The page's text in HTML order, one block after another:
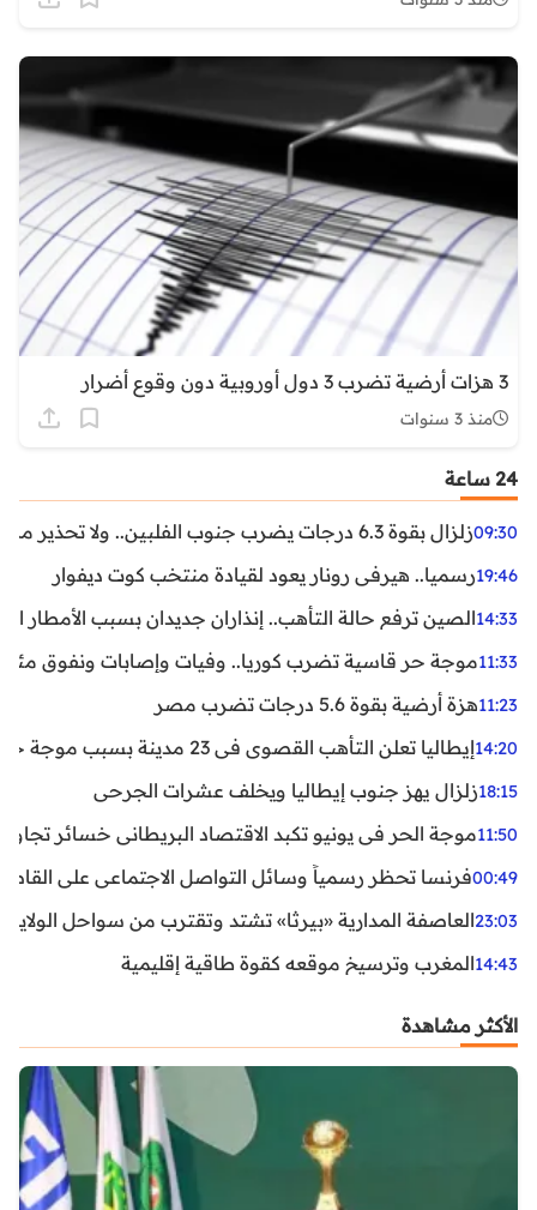
3 هزات أرضية تضرب 3 دول أوروبية دون وقوع أضرار
منذ 3 سنوات
24 ساعة
09:30زلزال بقوة 6.3 درجات يضرب جنوب الفلبين.. ولا تحذير من تسونامي حتى الآن
19:46رسميا.. هيرفي رونار يعود لقيادة منتخب كوت ديفوار
14:33الصين ترفع حالة التأهب.. إنذاران جديدان بسبب الأمطار
11:33موجة حر قاسية تضرب كوريا.. وفيات وإصابات ونفوق مئات
11:23هزة أرضية بقوة 5.6 درجات تضرب مصر
14:20إيطاليا تعلن التأهب القصوى في 23 مدينة بسبب موجة حر شديدة
18:15زلزال يهز جنوب إيطاليا ويخلف عشرات الجرحى
11:50موجة الحر في يونيو تكبد الاقتصاد البريطاني خسائر تجاوزت 1.5 مليار
00:49فرنسا تحظر رسمياً وسائل التواصل الاجتماعي على القاصرين
23:03العاصفة المدارية «بيرثا» تشتد وتقترب من سواحل
14:43المغرب وترسيخ موقعه كقوة طاقية إقليمية
الأكثر مشاهدة